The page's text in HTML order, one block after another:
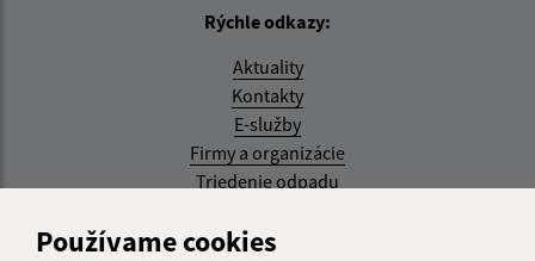
Používame cookies
Rýchle odkazy:
Aktuality
Kontakty
E-služby
Firmy a organizácie
Triedenie odpadu
Aktualizované: